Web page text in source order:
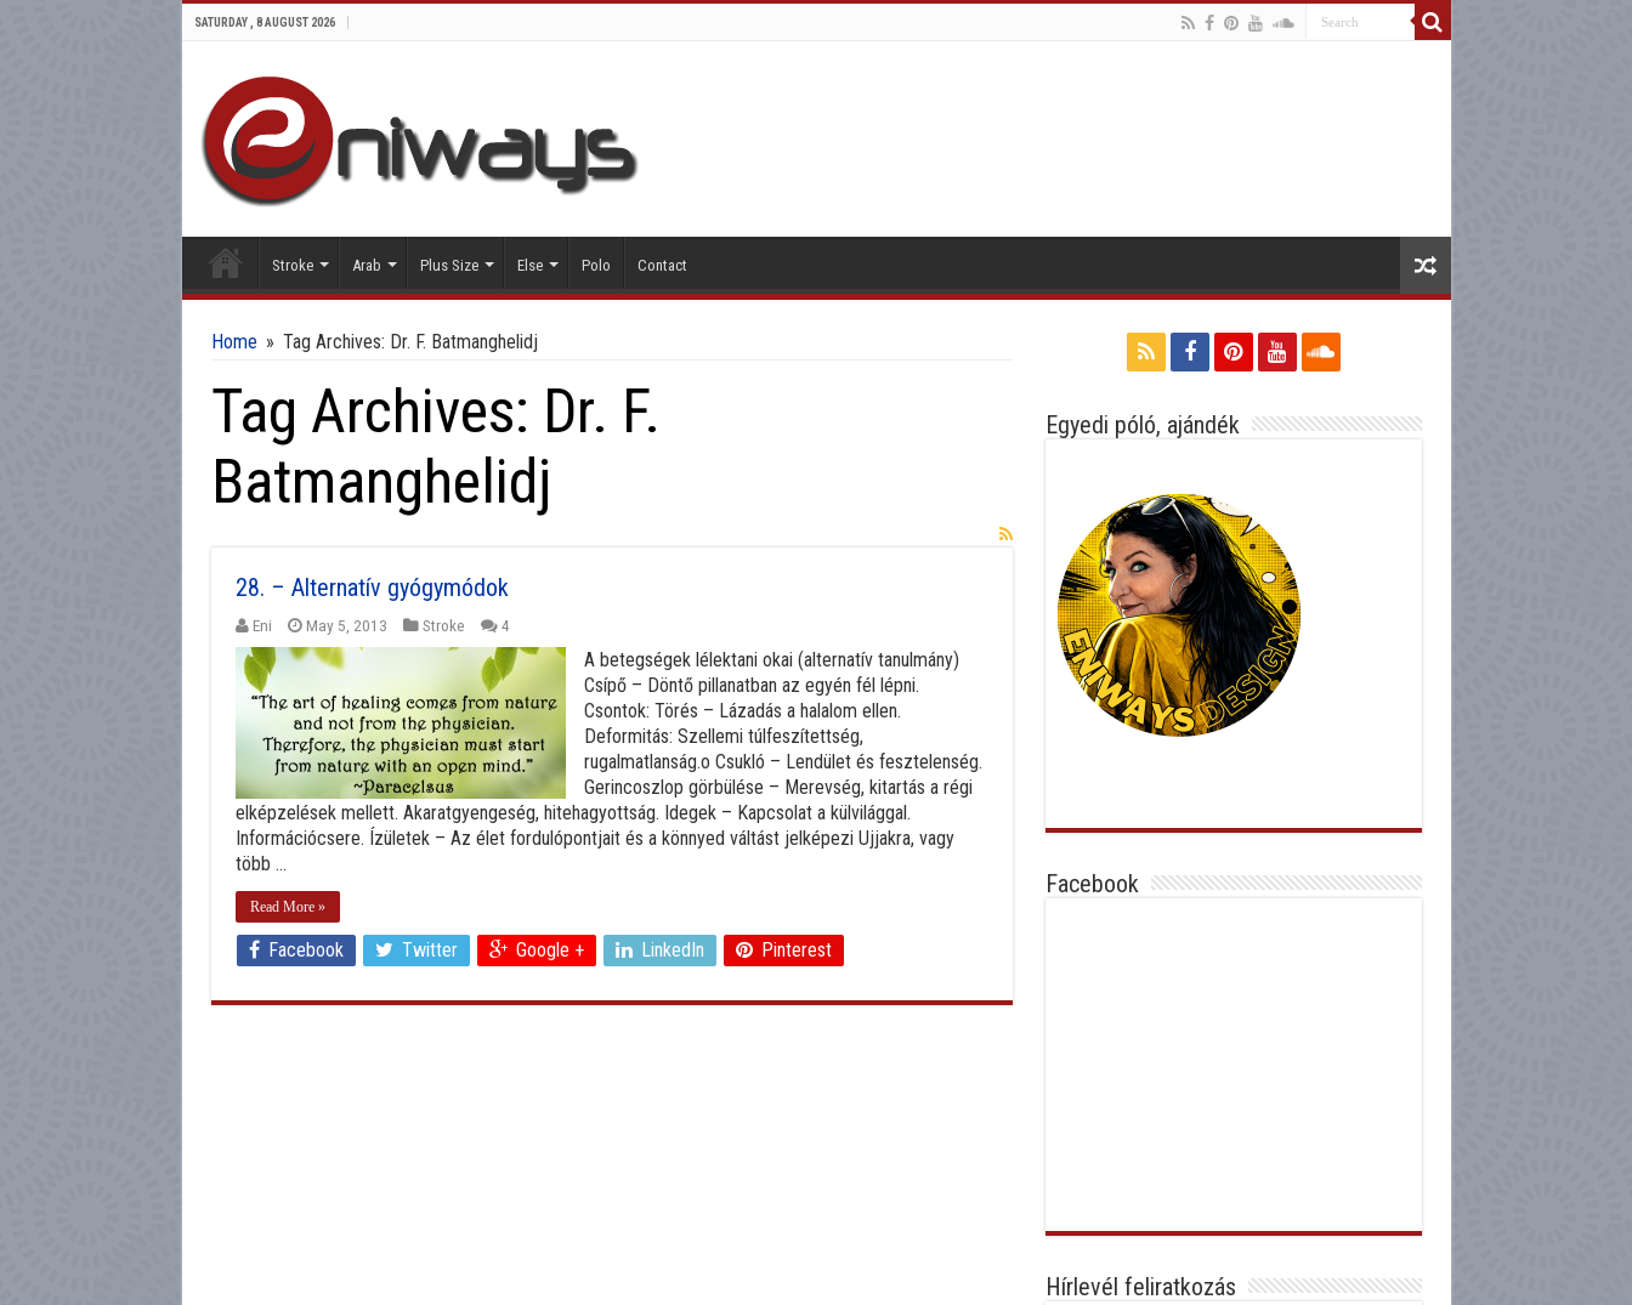
SATURDAY , 8 AUGUST 2026
Stroke Arab Plus Size Else Polo Contact
Home » Tag Archives: Dr. F. Batmanghelidj
Tag Archives: Dr. F.
Batmanghelidj
28. – Alternatív gyógymódok
Eni May 5, 2013 Stroke 4
A betegségek lélektani okai (alternatív tanulmány)
Csípő – Döntő pillanatban az egyén fél lépni.
Csontok: Törés – Lázadás a halalom ellen.
Deformitás: Szellemi túlfeszítettség,
rugalmatlanság.o Csukló – Lendület és fesztelenség.
Gerincoszlop görbülése – Merevség, kitartás a régi
elképzelések mellett. Akaratgyengeség, hitehagyottság. Idegek – Kapcsolat a külvilággal.
Információcsere. Ízületek – Az élet fordulópontjait és a könnyed váltást jelképezi Ujjakra, vagy
több ...
Read More »
Facebook Twitter Google + LinkedIn Pinterest
Egyedi póló, ajándék
Facebook
Hírlevél feliratkozás